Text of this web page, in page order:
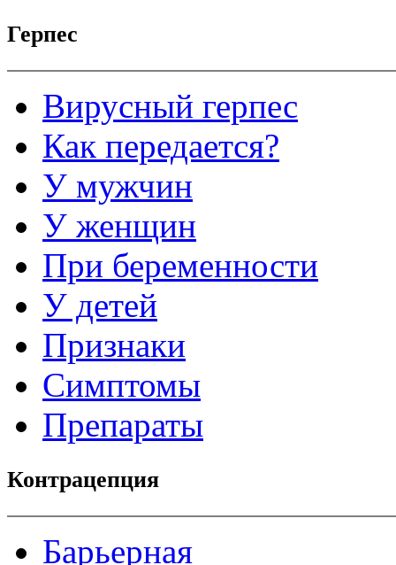
Герпес
Вирусный герпес
Как передается?
У мужчин
У женщин
При беременности
У детей
Признаки
Симптомы
Препараты
Контрацепция
Барьерная